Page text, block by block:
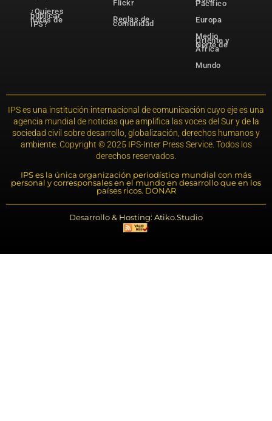
¿Quieres
publicar
notas de
IPS?
Flickr
Reglas de
comunidad
Pacífico
Europa
Medio
Oriente y
Norte de
África
Mundo
IPS es una institución internacional de comunicación cuyo eje es una
agencia mundial de noticias que amplifica las voces del Sur y de la
sociedad civil sobre desarrollo, globalización, derechos humanos y
ambiente. Copyright © 2025 IPS-Inter Press Service. Todos los
derechos reservados.
IPS es la única organización periodística mundial con más
personal y corresponsales en el mundo en desarrollo que en los
países ricos. DONAR
Desarrollo & Hosting: Atiko.Studio